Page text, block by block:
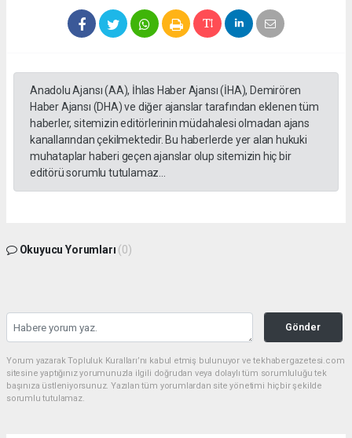
Anadolu Ajansı (AA), İhlas Haber Ajansı (İHA), Demirören
Haber Ajansı (DHA) ve diğer ajanslar tarafından eklenen tüm
haberler, sitemizin editörlerinin müdahalesi olmadan ajans
kanallarından çekilmektedir. Bu haberlerde yer alan hukuki
muhataplar haberi geçen ajanslar olup sitemizin hiç bir
editörü sorumlu tutulamaz...
Okuyucu Yorumları (0)
Gönder
Yorum yazarak Topluluk Kuralları’nı kabul etmiş bulunuyor ve tekhabergazetesi.com
sitesine yaptığınız yorumunuzla ilgili doğrudan veya dolaylı tüm sorumluluğu tek
başınıza üstleniyorsunuz. Yazılan tüm yorumlardan site yönetimi hiçbir şekilde
sorumlu tutulamaz.